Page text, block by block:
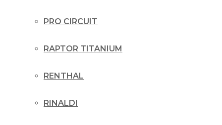
PRO CIRCUIT
RAPTOR TITANIUM
RENTHAL
RINALDI